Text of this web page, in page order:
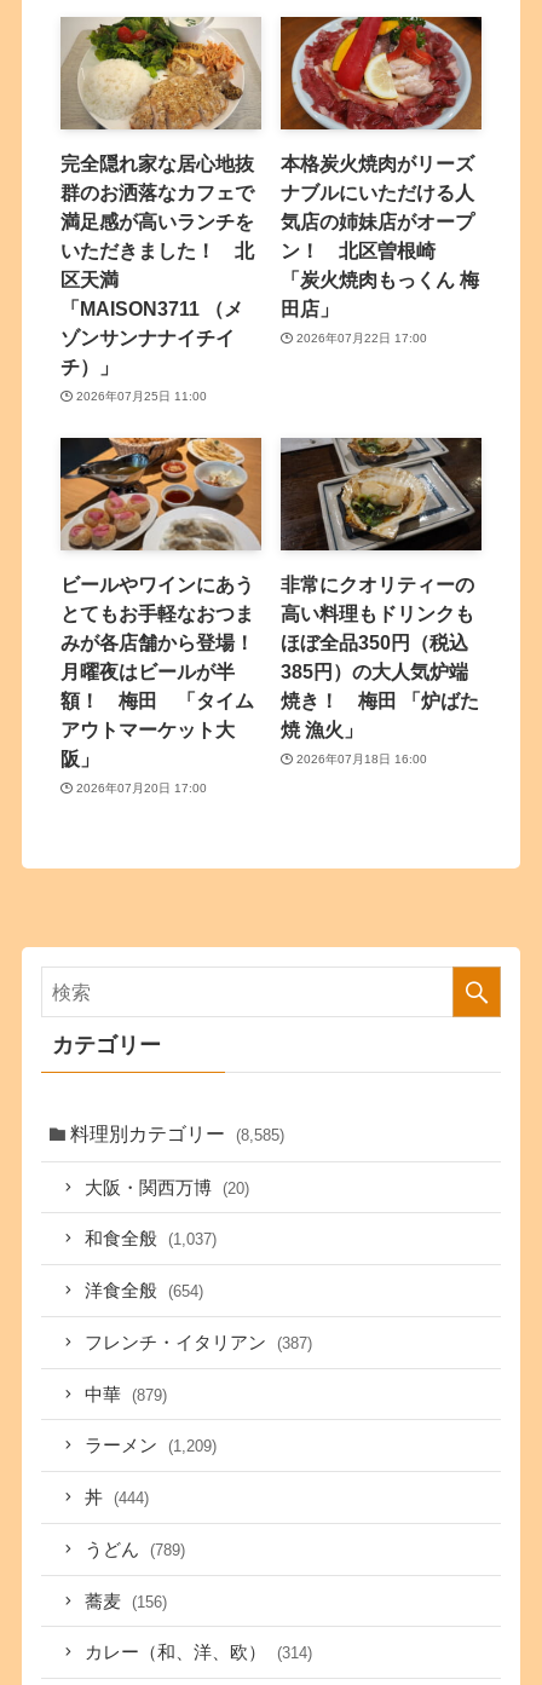
完全隠れ家な居心地抜
群のお洒落なカフェで
満足感が高いランチを
いただきました！ 北
区天満
「MAISON3711 （メ
ゾンサンナナイチイ
チ）」
2026年07月25日 11:00
本格炭火焼肉がリーズ
ナブルにいただける人
気店の姉妹店がオープ
ン！ 北区曽根崎
「炭火焼肉もっくん 梅
田店」
2026年07月22日 17:00
ビールやワインにあう
とてもお手軽なおつま
みが各店舗から登場！
月曜夜はビールが半
額！ 梅田 「タイム
アウトマーケット大
阪」
2026年07月20日 17:00
非常にクオリティーの
高い料理もドリンクも
ほぼ全品350円（税込
385円）の大人気炉端
焼き！ 梅田 「炉ばた
焼 漁火」
2026年07月18日 16:00
カテゴリー
料理別カテゴリー (8,585)
大阪・関西万博 (20)
和食全般 (1,037)
洋食全般 (654)
フレンチ・イタリアン (387)
中華 (879)
ラーメン (1,209)
丼 (444)
うどん (789)
蕎麦 (156)
カレー（和、洋、欧） (314)